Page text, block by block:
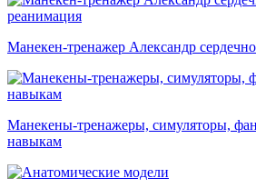
Манекен-тренажер Александр
Манекены-тренажеры, симуляторы,
навыкам